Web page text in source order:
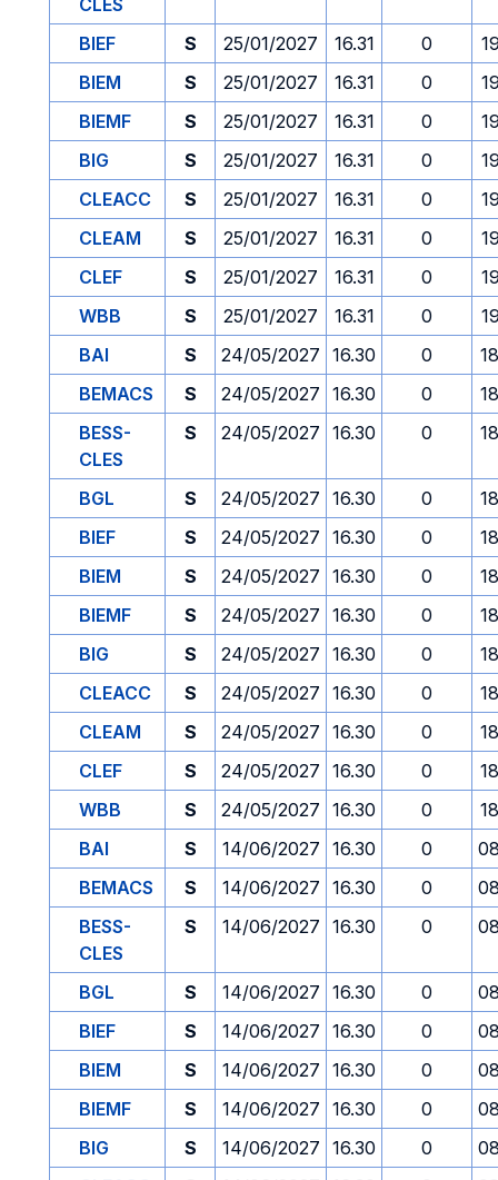
CLES
BIEF
S 25/01/2027 16.31 0
BIEM
S 25/01/2027 16.31 0
BIEMF
S 25/01/2027 16.31 0
BIG
S 25/01/2027 16.31 0
CLEACC
S 25/01/2027 16.31 0
CLEAM
S 25/01/2027 16.31 0
CLEF
S 25/01/2027 16.31 0
WBB
S 25/01/2027 16.31 0
BAI
S 24/05/2027 16.30 0
BEMACS
S 24/05/2027 16.30 0
BESS-
CLES
S 24/05/2027 16.30 0
BGL S 24/05/2027 16.30 0
BIEF
S 24/05/2027 16.30 0
BIEM
S 24/05/2027 16.30 0
BIEMF
S 24/05/2027 16.30 0
BIG
S 24/05/2027 16.30 0
CLEACC
S 24/05/2027 16.30 0
CLEAM
S 24/05/2027 16.30 0
CLEF
S 24/05/2027 16.30 0
WBB
S 24/05/2027 16.30 0
BAI
S 14/06/2027 16.30 0
BEMACS
S 14/06/2027 16.30 0
BESS-
CLES
S 14/06/2027 16.30 0
BGL S 14/06/2027 16.30 0
BIEF
S 14/06/2027 16.30 0
BIEM
S 14/06/2027 16.30 0
BIEMF
S 14/06/2027 16.30 0
BIG
S 14/06/2027 16.30 0